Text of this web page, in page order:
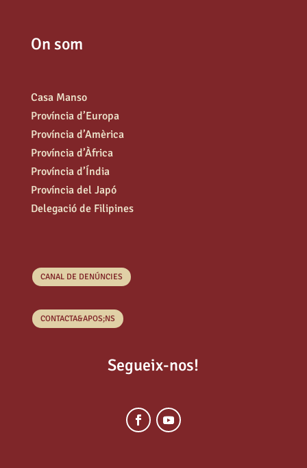
On som
Casa Manso
Província d’Europa
Província d’Amèrica
Província d’Àfrica
Província d’Índia
Província del Japó
Delegació de Filipines
CANAL DE DENÚNCIES
CONTACTA&APOS;NS
Segueix-nos!